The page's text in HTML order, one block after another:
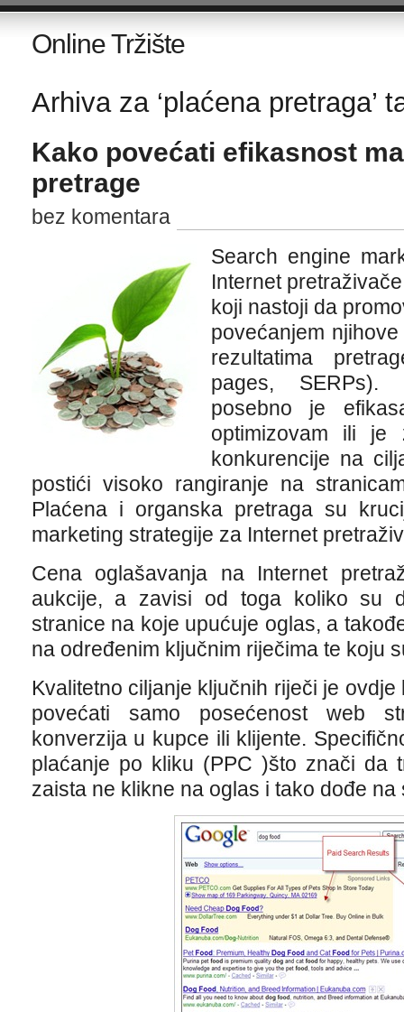
Online Tržište
Arhiva za ‘plaćena pretraga’
Kako povećati efikasnost
pretrage
bez komentara
Search engine
Internet
koji nastoji da
povećanjem
rezultatima
pages, SERPs).
posebno je
optimizovam ili je
konkurencije na
postići visoko rangiranje na
Plaćena i organska pretraga su
marketing strategije za Internet
Cena oglašavanja na Internet
aukcije, a zavisi od toga koliko su
stranice na koje upućuje oglas, a
na određenim ključnim riječima te koju
Kvalitetno ciljanje ključnih riječi je
povećati samo posećenost web
konverzija u kupce ili klijente.
plaćanje po kliku (PPC )što znači da
zaista ne klikne na oglas i tako dođe